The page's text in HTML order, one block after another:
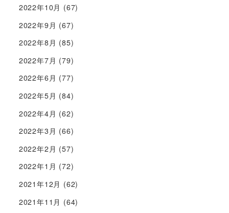
2022年10月 (67)
2022年9月 (67)
2022年8月 (85)
2022年7月 (79)
2022年6月 (77)
2022年5月 (84)
2022年4月 (62)
2022年3月 (66)
2022年2月 (57)
2022年1月 (72)
2021年12月 (62)
2021年11月 (64)